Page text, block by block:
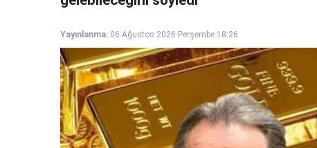
Yayınlanma: 06 Ağustos 2026 Perşembe 18:26